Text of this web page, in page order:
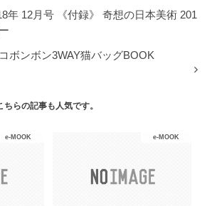
年 12月号 《付録》 奇想の日本美術 201
ボンボン3WAY猫バッグBOOK
ちらの記事も人気です。
e-MOOK e-MOOK